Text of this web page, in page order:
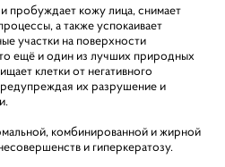
пробуждает кожу лица, снимает
а также успокаивает
участки на поверхности
ещё и один из лучших природных
клетки от негативного
их разрушение и
комбинированной и жирной
и гиперкератозу.